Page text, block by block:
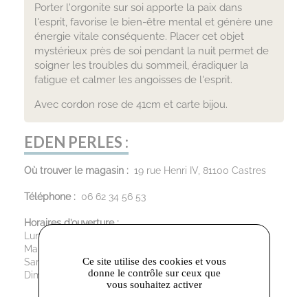
Porter l'orgonite sur soi apporte la paix dans
l'esprit, favorise le bien-être mental et génère une
énergie vitale conséquente. Placer cet objet
mystérieux près de soi pendant la nuit permet de
soigner les troubles du sommeil, éradiquer la
fatigue et calmer les angoisses de l'esprit.
Avec cordon rose de 41cm et carte bijou.
EDEN PERLES :
Où trouver le magasin : 19 rue Henri IV, 81100 Castres
Téléphone : 06 62 34 56 53
Horaires d’ouverture :
Lundi: 14h00 - 17h00
Mardi au Vendredi : 09h30 - 12h00 / 13h30 - 19h00
Samedi: 09h30 - 12h00 / 13h30 - 18h30
Dimanche : Fermé
Ce site utilise des cookies et vous
donne le contrôle sur ceux que
vous souhaitez activer